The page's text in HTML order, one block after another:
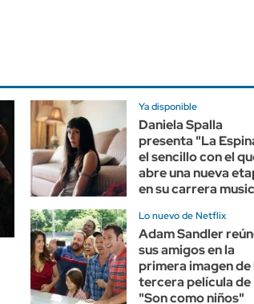
Ya disponible
Daniela Spalla
presenta "La
el sencillo con el
abre una nueva
en su carrera
Lo nuevo de Netflix
Adam Sandler
sus amigos en la
primera imagen de
tercera película de
"Son como niños"